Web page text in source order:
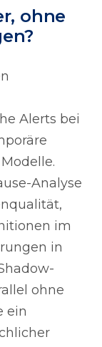
ohne
Alerts bei
Analyse
im
in
ohne
ein